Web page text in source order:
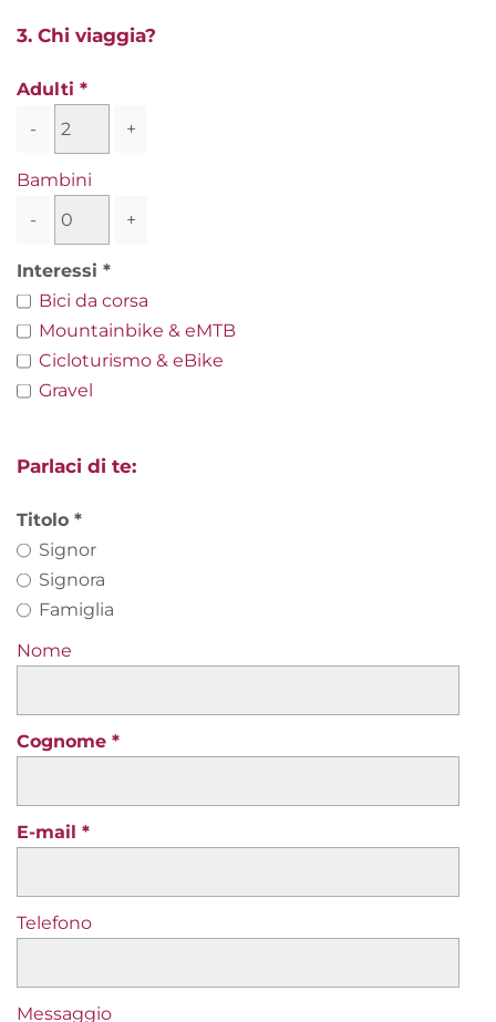
3. Chi viaggia?
Adulti
-
+
Bambini
-
+
Interessi
Bici da corsa
Mountainbike & eMTB
Cicloturismo & eBike
Gravel
Parlaci di te:
Titolo
Signor
Signora
Famiglia
Nome
Cognome
E-mail
Telefono
Messaggio